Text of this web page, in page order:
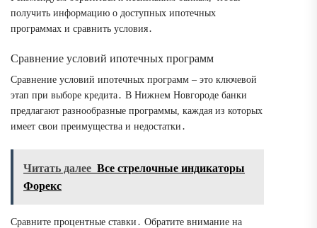
получить информацию о доступных ипотечных
программах и сравнить условия․
Сравнение условий ипотечных программ
Сравнение условий ипотечных программ – это ключевой
этап при выборе кредита․ В Нижнем Новгороде банки
предлагают разнообразные программы, каждая из которых
имеет свои преимущества и недостатки․
Читать далее Все стрелочные индикаторы
Форекс
Сравните процентные ставки․ Обратите внимание на